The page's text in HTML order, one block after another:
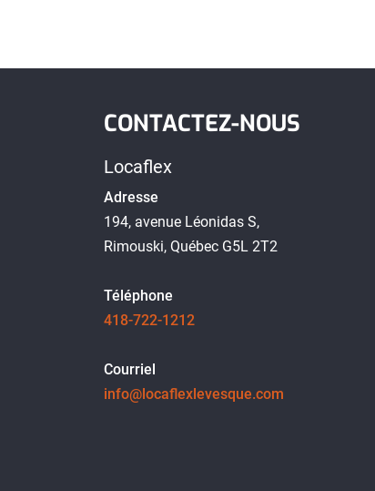
CONTACTEZ-NOUS
Locaflex
Adresse
194, avenue Léonidas S,
Rimouski, Québec G5L 2T2
Téléphone
418-722-1212
Courriel
info@locaflexlevesque.com